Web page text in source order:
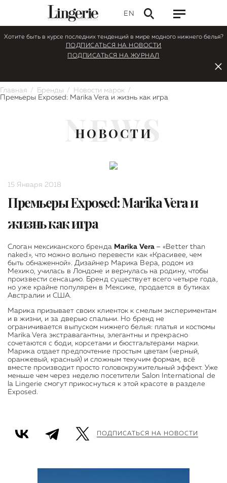
EN
Хотите быть в курсе последних тенденций в мире модного нижнего белья?
ПОДПИСАТЬСЯ НА НОВОСТИ
ПОДПИСАТЬСЯ НА ЖУРНАЛ
Главная Бренды
Новости марок
Премьеры Exposed: Marika Vera и жизнь как игра
NEWS
НОВОСТИ
15 Января 2018
Премьеры Exposed: Marika Vera и
жизнь как игра
Слоган мексиканского бренда Marika Vera – «Better than
naked», что можно вольно перевести как «Красивее, чем
быть обнаженной». Дизайнер Марика Вера, родом из
Мехико, училась в Лондоне и вернулась на родину, чтобы
произвести сенсацию. Бренд существует всего четыре года,
но уже крайне популярен в Мексике, продается в бутиках
Австралии и США.
Марика призывает своих клиенток к смелым экспериментам
и в жизни, и за дверью спальни. Но бренд не
ограничивается выпуском нижнего белья: платья и костюмы
Marika Vera экстравагантны, элегантны и прекрасно
сочетаются с боди, корсетами и бюстгальтерами марки.
Марика отдает предпочтение простым цветам (черный,
оранжевый, красный) и сложным текучим формам, всё
вместе производит просто головокружительный эффект. Уже
меньше чем через неделю посетители Salon International de
la Lingerie смогут прикоснуться к этой красоте в разделе
Exposed.
ПОДПИСАТЬСЯ НА НОВОСТИ